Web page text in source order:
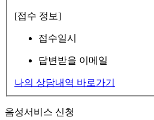
[접수 정보]
접수일시
답변받을 이메일
나의 상담내역 바로가기
음성서비스 신청